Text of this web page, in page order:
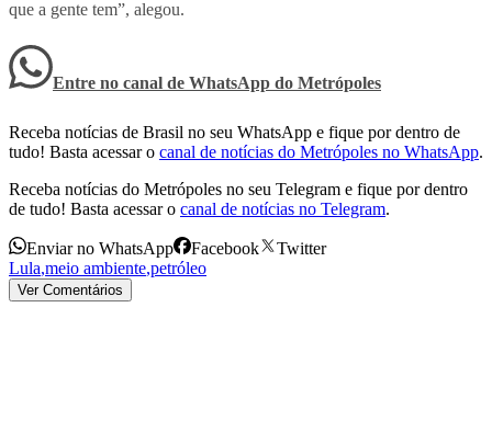
que a gente tem”, alegou.
Entre no canal de WhatsApp do Metrópoles
Receba notícias de Brasil no seu WhatsApp e fique por dentro de
tudo! Basta acessar o canal de notícias do Metrópoles no WhatsApp.
Receba notícias do Metrópoles no seu Telegram e fique por dentro
de tudo! Basta acessar o canal de notícias no Telegram.
Enviar no WhatsApp Facebook
Twitter
Lula,meio ambiente,petróleo
Ver Comentários